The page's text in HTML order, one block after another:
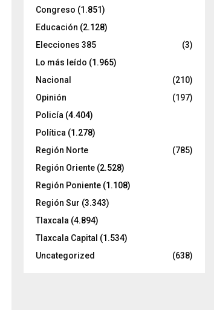
Congreso (1.851)
Educación (2.128)
Elecciones 385
(3)
Lo más leído (1.965)
Nacional
(210)
Opinión
(197)
Policía (4.404)
Política (1.278)
Región Norte
(785)
Región Oriente (2.528)
Región Poniente (1.108)
Región Sur (3.343)
Tlaxcala (4.894)
Tlaxcala Capital (1.534)
Uncategorized
(638)